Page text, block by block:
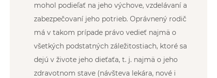
mohol podieľať na jeho výchove, vzdelávaní a
zabezpečovaní jeho potrieb. Oprávnený rodič
má v takom prípade právo vedieť najmä o
všetkých podstatných záležitostiach, ktoré sa
dejú v živote jeho dieťaťa, t. j. najmä o jeho
zdravotnom stave (návšteva lekára, nové i